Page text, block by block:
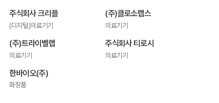
주식회사 크리플
(디지털)의료기기
(주)클로소랩스
의료기기
(주)트라이벨랩
의료기기
주식회사 티로시
의료기기
한바이오(주)
화장품